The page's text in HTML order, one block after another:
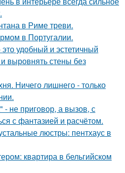
в Риме треви.
в Португалии.
удобный и эстетичный
выровнять стены без
Ничего лишнего - только
- не приговор, а вызов, с
с фантазией и расчётом.
люстры: пентхаус в
квартира в бельгийском